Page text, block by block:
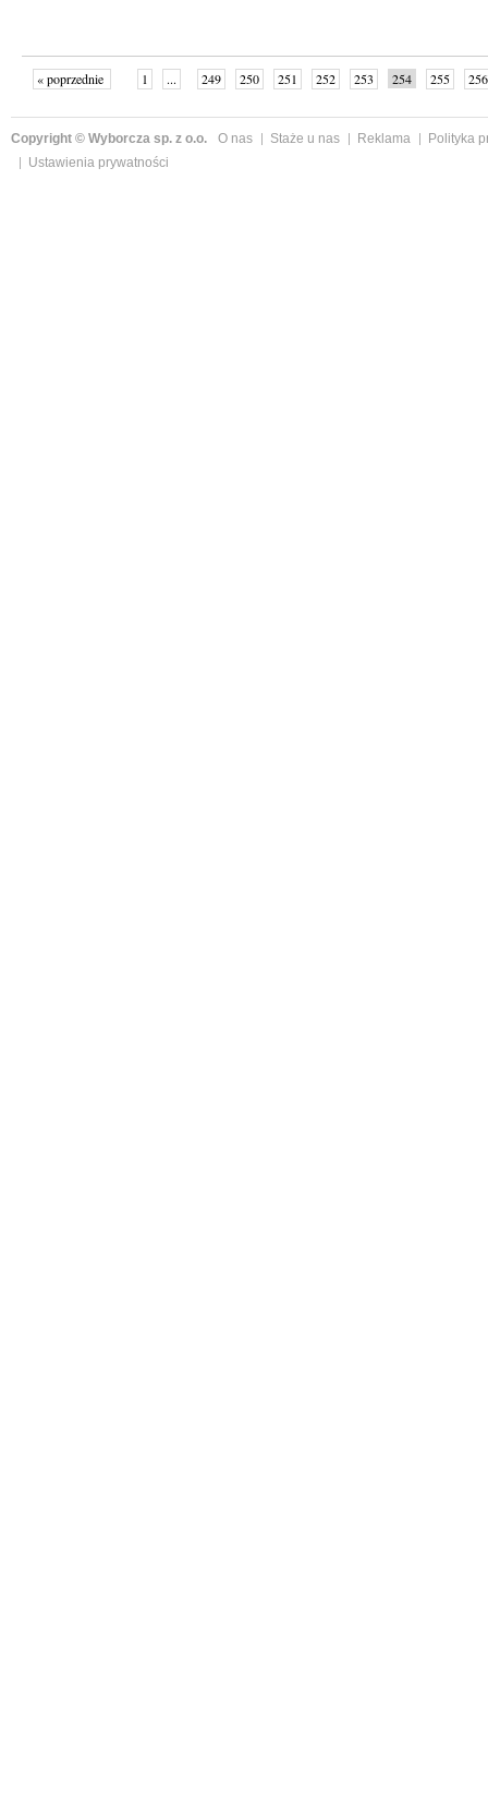
« poprzednie 1 ... 249 250 251 252 253 254 255
256
Copyright © Wyborcza sp. z o.o. O nas Staże u nas Reklama
Polityka
Ustawienia prywatności